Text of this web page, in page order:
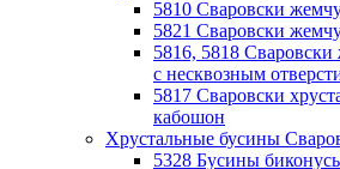
5810 Сваровски
5821 Сваровски
5816, 5818
с несквозным
5817 Сваровски
кабошон
Хрустальные бусины
5328 Бусины